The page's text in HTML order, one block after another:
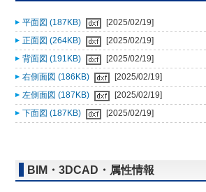
平面図 (187KB)
[2025/02/19]
正面図 (264KB)
[2025/02/19]
背面図 (191KB)
[2025/02/19]
右側面図 (186KB)
[2025/02/19]
左側面図 (187KB)
[2025/02/19]
下面図 (187KB)
[2025/02/19]
BIM・3DCAD・属性情報